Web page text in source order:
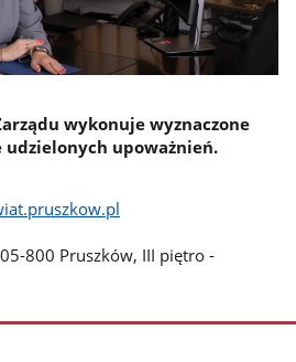
wykonuje wyznaczone
upoważnień.
800 Pruszków, III piętro -